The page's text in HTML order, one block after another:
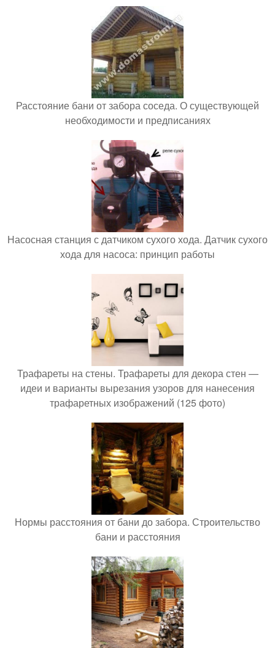
Расстояние бани от забора соседа. О существующей
необходимости и предписаниях
Насосная станция с датчиком сухого хода. Датчик сухого
хода для насоса: принцип работы
Трафареты на стены. Трафареты для декора стен —
идеи и варианты вырезания узоров для нанесения
трафаретных изображений (125 фото)
Нормы расстояния от бани до забора. Строительство
бани и расстояния